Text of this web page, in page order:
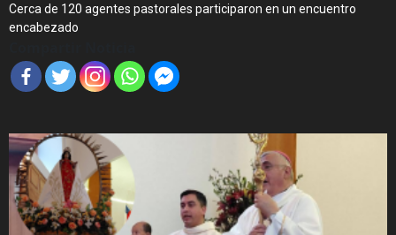
Cerca de 120 agentes pastorales participaron en un encuentro
encabezado